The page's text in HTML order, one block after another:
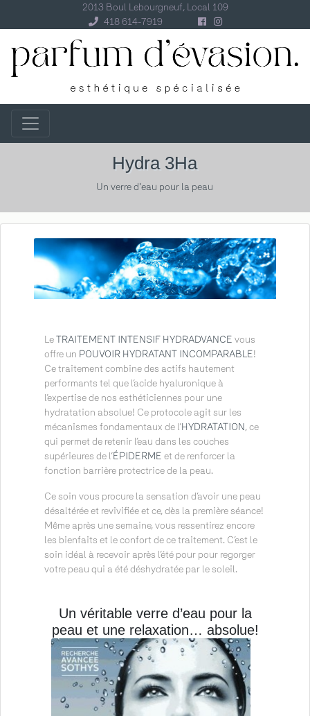
2013 Boul Lebourgneuf, Local 109
418 614-7919
Hydra 3Ha
Un verre d'eau pour la peau
LeTRAITEMENT INTENSIF HYDRADVANCE vous
offre un POUVOIR HYDRATANT INCOMPARABLE!
Ce traitement combine des actifs hautement
performants tel que l’acide hyaluronique à
l’expertise de nos esthéticiennes pour une
hydratation absolue! Ce protocole agit sur les
mécanismes fondamentaux de l’HYDRATATION, ce
qui permet de retenir l’eau dans les couches
supérieures de l’ÉPIDERME et de renforcer la
fonction barrière protectrice de la peau.
Ce soin vous procure la sensation d’avoir une peau
désaltérée et revivifiée et ce, dès la première séance!
Même après une semaine, vous ressentirez encore
les bienfaits et le confort de ce traitement. C’est le
soin idéal à recevoir après l’été pour pour regorger
votre peau qui a été déshydratée par le soleil.
Un véritable verre d’eau pour la
peau et une relaxation… absolue!